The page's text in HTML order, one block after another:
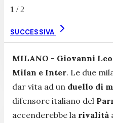
1 / 2
SUCCESSIVA
MILANO - Giovanni
Milan e Inter. Le due
dar vita ad un duello di
difensore italiano del
accenderebbe la rivalità